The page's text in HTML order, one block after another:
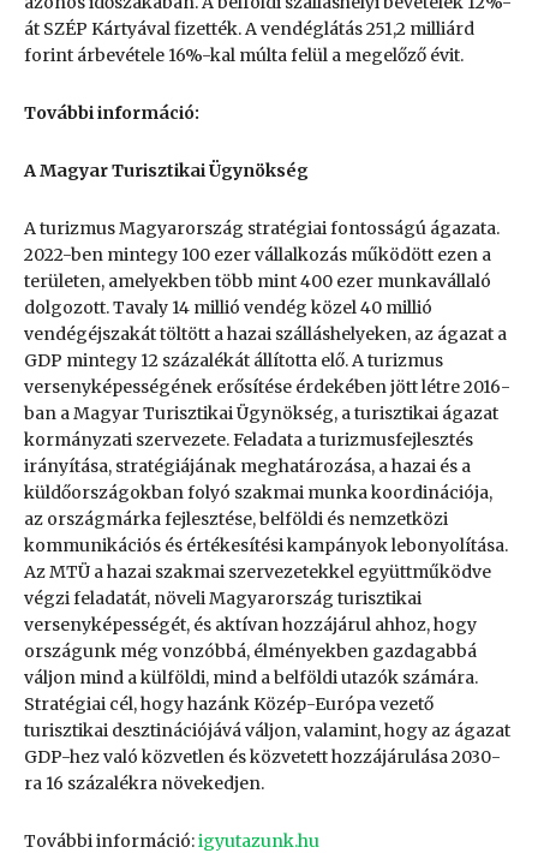
át SZÉP Kártyával fizették. A vendéglátás 251,2 milliárd
forint árbevétele 16%-kal múlta felül a megelőző évit.
További információ:
A Magyar Turisztikai Ügynökség
A turizmus Magyarország stratégiai fontosságú ágazata.
2022-ben mintegy 100 ezer vállalkozás működött ezen a
területen, amelyekben több mint 400 ezer munkavállaló
dolgozott. Tavaly 14 millió vendég közel 40 millió
vendégéjszakát töltött a hazai szálláshelyeken, az ágazat a
GDP mintegy 12 százalékát állította elő. A turizmus
versenyképességének erősítése érdekében jött létre 2016-
ban a Magyar Turisztikai Ügynökség, a turisztikai ágazat
kormányzati szervezete. Feladata a turizmusfejlesztés
irányítása, stratégiájának meghatározása, a hazai és a
küldőországokban folyó szakmai munka koordinációja,
az országmárka fejlesztése, belföldi és nemzetközi
kommunikációs és értékesítési kampányok lebonyolítása.
Az MTÜ a hazai szakmai szervezetekkel együttműködve
végzi feladatát, növeli Magyarország turisztikai
versenyképességét, és aktívan hozzájárul ahhoz, hogy
országunk még vonzóbbá, élményekben gazdagabbá
váljon mind a külföldi, mind a belföldi utazók számára.
Stratégiai cél, hogy hazánk Közép-Európa vezető
turisztikai desztinációjává váljon, valamint, hogy az ágazat
GDP-hez való közvetlen és közvetett hozzájárulása 2030-
ra 16 százalékra növekedjen.
További információ:igyutazunk.hu